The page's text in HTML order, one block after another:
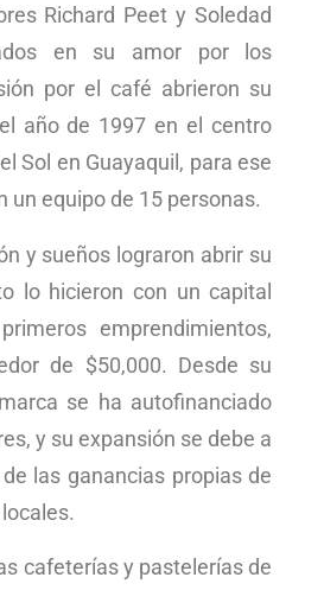
Richard Peet y Soledad
en su amor por los
por el café abrieron su
año de 1997 en el centro
Sol en Guayaquil, para ese
un equipo de 15 personas.
y sueños lograron abrir su
lo hicieron con un capital
emprendimientos,
de $50,000. Desde su
se ha autofinanciado
y su expansión se debe a
las ganancias propias de
cafeterías y pastelerías de